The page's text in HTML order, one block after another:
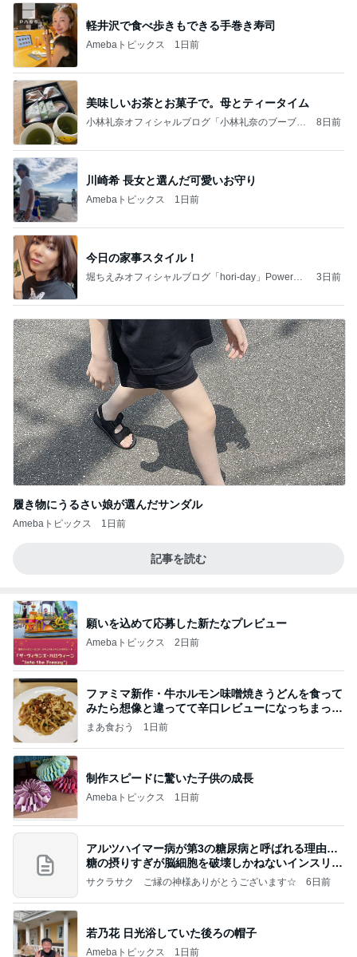
軽井沢で食べ歩きもできる手巻き寿司
Amebaトピックス 1日前
美味しいお茶とお菓子で。母とティータイム
小林礼奈オフィシャルブログ「小林礼奈のブーブー
8日前
川崎希 長女と選んだ可愛いお守り
Amebaトピックス 1日前
今日の家事スタイル！
堀ちえみオフィシャルブログ「hori-day」Powered
3日前
履き物にうるさい娘が選んだサンダル
Amebaトピックス 1日前
記事を読む
願いを込めて応募した新たなプレビュー
Amebaトピックス 2日前
ファミマ新作・牛ホルモン味噌焼きうどんを食って
みたら想像と違ってて辛口レビューになっちまった
話
まあ食おう 1日前
制作スピードに驚いた子供の成長
Amebaトピックス 1日前
アルツハイマー病が第3の糖尿病と呼ばれる理由…
糖の摂りすぎが脳細胞を破壊しかねないインスリン
の恐
サクラサク ご縁の神様ありがとうございます☆ 6日前
若乃花 日光浴していた後ろの帽子
Amebaトピックス 1日前